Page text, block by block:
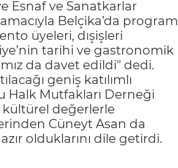
Esnaf ve Sanatkarlar
Belçika’da program
üyeleri, dışişleri
tarihi ve gastronomik
da davet edildi" dedi.
geniş katılımlı
Halk Mutfakları Derneği
kültürel değerlerle
Cüneyt Asan da
olduklarını dile getirdi.